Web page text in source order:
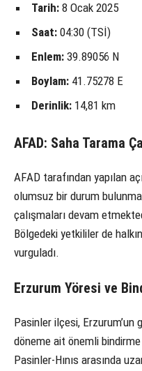
Tarih: 8 Ocak 2025
Saat: 04:30 (TSİ)
Enlem: 39.89056 N
Boylam: 41.75278 E
Derinlik: 14,81 km
AFAD: Saha Tarama
AFAD tarafından yapılan
olumsuz bir durum
çalışmaları devam
Bölgedeki yetkililer de
vurguladı.
Erzurum Yöresi ve
Pasinler ilçesi, Erzurum’un
döneme ait önemli bindirme
Pasinler-Hınıs arasında